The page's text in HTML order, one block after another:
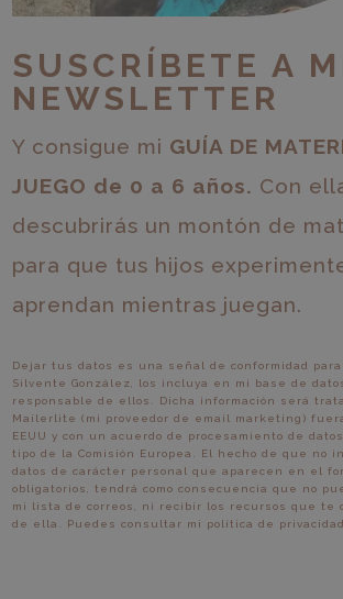
SUSCRÍBETE A
NEWSLETTER
Y consigue mi GUÍA DE
JUEGO de 0 a 6 años. Con
descubrirás un montón de
para que tus hijos
aprendan mientras juegan.
Dejar tus datos es una señal de conformidad
Silvente González, los incluya en mi base de
responsable de ellos. Dicha información será
Mailerlite (mi proveedor de email marketing)
EEUU y con un acuerdo de procesamiento de
tipo de la Comisión Europea. El hecho de que no
datos de carácter personal que aparecen en el
obligatorios, tendrá como consecuencia que no
mi lista de correos, ni recibir los recursos que te
de ella. Puedes consultar mi política de privacidad